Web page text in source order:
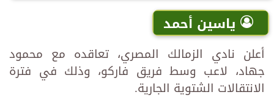
ياسين أحمد
أعلن نادي الزمالك المصري، تعاقده مع محمود
جهاد، لاعب وسط فريق فاركو، وذلك في فترة
الانتقالات الشتوية الجارية.